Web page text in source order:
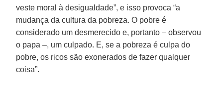
veste moral à desigualdade”, e isso provoca “a
mudança da cultura da pobreza. O pobre é
considerado um desmerecido e, portanto – observou
o papa –, um culpado. E, se a pobreza é culpa do
pobre, os ricos são exonerados de fazer qualquer
coisa”.